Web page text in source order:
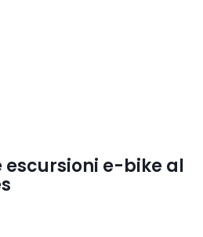
escursioni e-bike al